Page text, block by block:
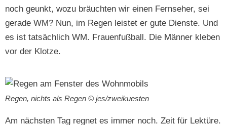
noch geunkt, wozu bräucht­en wir einen Fernse­her, sei
ger­ade WM? Nun, im Regen leis­tet er gute Dien­ste. Und
es ist tat­säch­lich WM. Frauen­fußball. Die Män­ner kleben
vor der Klotze.
Regen, nichts als Regen © jes/zweikuesten
Am näch­sten Tag reg­net es immer noch. Zeit für Lek­türe.